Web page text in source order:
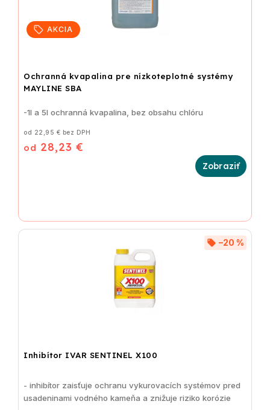
AKCIA
Ochranná kvapalina pre nízkoteplotné systémy
MAYLINE SBA
od 22,95 € bez DPH
od 28,23 €
-1l a 5l ochranná kvapalina, bez obsahu chlóru
Inhibítor IVAR SENTINEL X100
–20 %
- inhibítor zaisťuje ochranu vykurovacích systémov pred
usadeninami vodného kameňa a znižuje riziko korózie